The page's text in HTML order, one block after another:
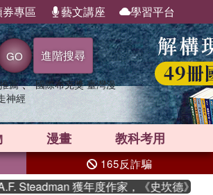
專區 藝文講座 學習平台
GO 進階搜尋
薦 、 國際布克獎 臺灣漫
神經
漫畫 教科考用
165反詐騙
Steadman 獲年度作家，《史坎德》系列